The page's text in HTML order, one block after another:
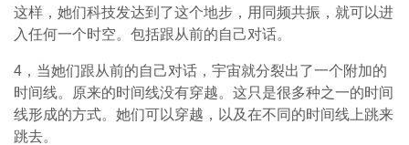
这样，她们科技发达到了这个地步，用同频共振，就可以进
入任何一个时空。包括跟从前的自己对话。
4，当她们跟从前的自己对话，宇宙就分裂出了一个附加的
时间线。原来的时间线没有穿越。这只是很多种之一的时间
线形成的方式。她们可以穿越，以及在不同的时间线上跳来
跳去。